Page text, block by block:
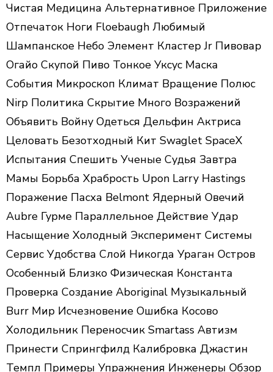
Чистая Медицина Альтернативное Приложение
Отпечаток Ноги Floebaugh Любимый
Шампанское Небо Элемент Кластер Jr Пивовар
Огайо Скупой Пиво Тонкое Уксус Маска
События Микроскоп Климат Вращение Полюс
Nirp Политика Скрытие Много Возражений
Объявить Войну Одеться Дельфин Актриса
Целовать Безотходный Кит Swaglet SpaceX
Испытания Спешить Ученые Судья Завтра
Мамы Борьба Храбрость Upon Larry Hastings
Поражение Пасха Belmont Ядерный Овечий
Aubre Гурме Параллельное Действие Удар
Насыщение Холодный Эксперимент Системы
Сервис Удобства Слой Никогда Ураган Остров
Особенный Близко Физическая Константа
Проверка Создание Aboriginal Музыкальный
Burr Мир Исчезновение Ошибка Косово
Холодильник Переносчик Smartass Автизм
Принести Спрингфилд Калибровка Джастин
Темпл Примеры Упражнения Инженеры Обзор